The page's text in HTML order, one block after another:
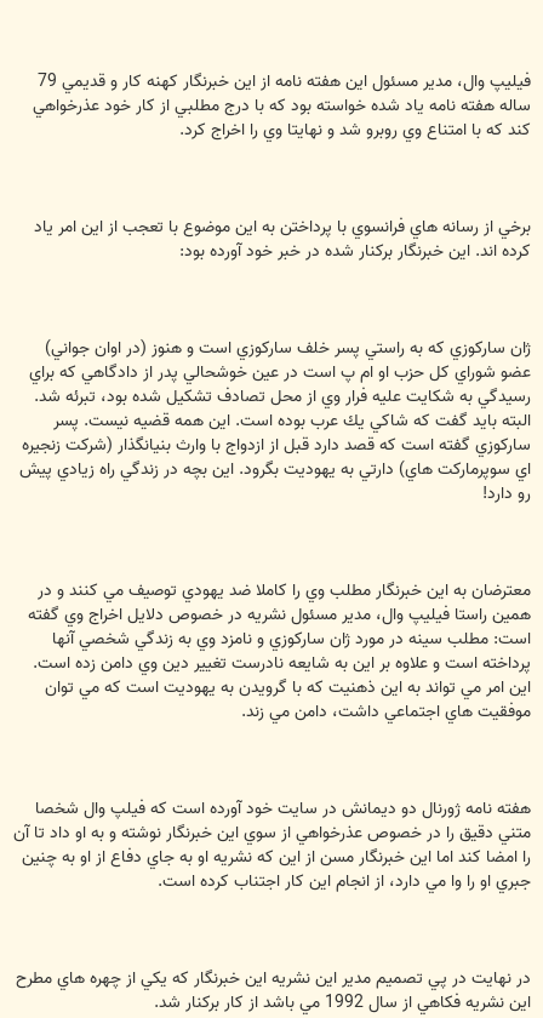
فيليپ وال، مدير مسئول اين هفته نامه از اين خبرنگار كهنه كار و قديمي 79
ساله هفته نامه ياد شده خواسته بود كه با درج مطلبي از كار خود عذرخواهي
كند كه با امتناع وي روبرو شد و نهايتا وي را اخراج كرد.
برخي از رسانه هاي فرانسوي با پرداختن به اين موضوع با تعجب از اين امر ياد
كرده اند. اين خبرنگار بركنار شده در خبر خود آورده بود:
ژان ساركوزي كه به راستي پسر خلف ساركوزي است و هنوز (در اوان جواني)
عضو شوراي كل حزب او ام پ است در عين خوشحالي پدر از دادگاهي كه براي
رسيدگي به شكايت عليه فرار وي از محل تصادف تشكيل شده بود،‌ تبرئه شد.
البته بايد گفت كه شاكي يك عرب بوده است. اين همه قضيه نيست. پسر
ساركوزي گفته است كه قصد دارد قبل از ازدواج با وارث بنيانگذار (شركت زنجيره
اي سوپرماركت هاي)‌ دارتي به يهوديت بگرود. اين بچه در زندگي راه زيادي پيش
رو دارد!
معترضان به اين خبرنگار مطلب وي را كاملا ضد يهودي توصيف مي كنند و در
همين راستا فيليپ وال،‌ مدير مسئول نشريه در خصوص دلايل اخراج وي گفته
است: مطلب سينه در مورد ژان ساركوزي و نامزد وي به زندگي شخصي آنها
پرداخته است و علاوه بر اين به شايعه نادرست تغيير دين وي دامن زده است.
اين امر مي تواند به اين ذهنيت كه با گرويدن به يهوديت است كه مي توان
موفقيت هاي اجتماعي داشت،‌ دامن مي زند.
هفته نامه ژورنال دو ديمانش در سايت خود آورده است كه فيلپ وال شخصا
متني دقيق را در خصوص عذرخواهي از سوي اين خبرنگار نوشته و به او داد تا آن
را امضا كند اما اين خبرنگار مسن از اين كه نشريه او به جاي دفاع از او به چنين
جبري او را وا مي دارد،‌ از انجام اين كار اجتناب كرده است.
در نهايت در پي تصميم مدير اين نشريه اين خبرنگار كه يكي از چهره هاي مطرح
اين نشريه فكاهي از سال 1992 مي باشد از كار بركنار شد.